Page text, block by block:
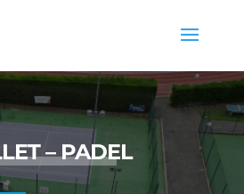
– PADEL